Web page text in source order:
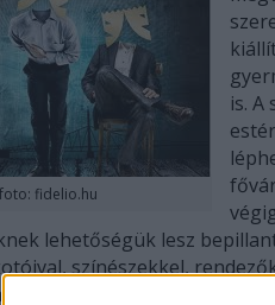
foto: fidelio.hu
is. A
lehetőségük lesz
színészekkel,
Budapesti Operettszínház, a